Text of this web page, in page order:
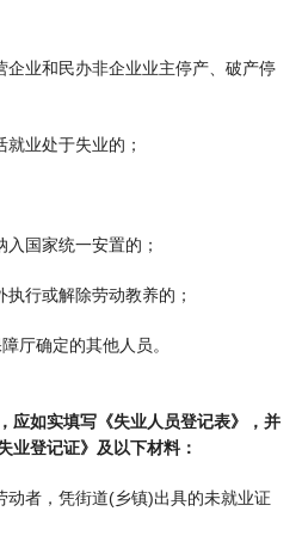
业和民办非企业业主停产、破产停
业处于失业的；
国家统一安置的；
行或解除劳动教养的；
确定的其他人员。
如实填写《失业人员登记表》，并
业登记证》及以下材料：
者，凭街道(乡镇)出具的未就业证